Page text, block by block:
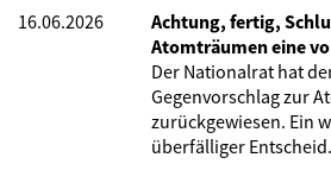
16.06.2026
Achtung, fertig,
Atomträumen eine
Der Nationalrat hat
Gegenvorschlag zur
zurückgewiesen. Ein
überfälliger Entscheid.